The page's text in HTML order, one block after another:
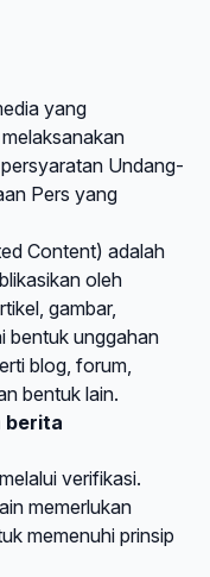
yang
Undang-
Pers yang
Content) adalah
oleh
gambar,
bentuk unggahan
blog, forum,
bentuk lain.
berita
verifikasi.
memerlukan
memenuhi prinsip